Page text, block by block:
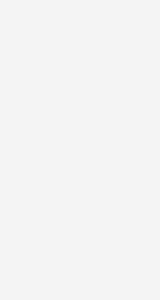
km; CO2-
km; CO2-